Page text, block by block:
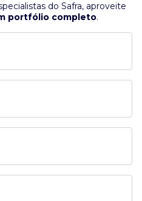
do Safra, aproveite
portfólio completo.